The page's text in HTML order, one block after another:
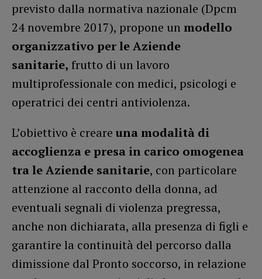
previsto dalla normativa nazionale (Dpcm
24 novembre 2017), propone unmodello
organizzativo per le Aziende
sanitarie, frutto di un lavoro
multiprofessionale con medici, psicologi e
operatrici dei centri antiviolenza.
L’obiettivo è creare una modalità di
accoglienza e presa in carico omogenea
tra le Aziende sanitarie, con particolare
attenzione al racconto della donna, ad
eventuali segnali di violenza pregressa,
anche non dichiarata, alla presenza di figli e
garantire la continuità del percorso dalla
dimissione dal Pronto soccorso, in relazione